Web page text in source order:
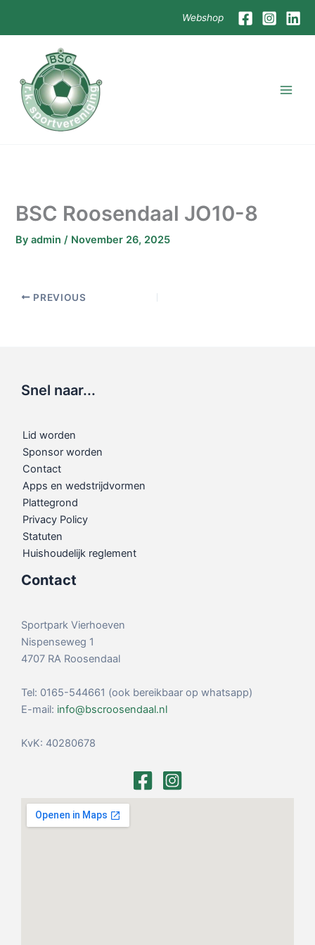
Webshop
BSC Roosendaal JO10-8
Byadmin/ November 26, 2025
PREVIOUS
Snel naar...
Lid worden
Sponsor worden
Contact
Apps en wedstrijdvormen
Plattegrond
Privacy Policy
Statuten
Huishoudelijk reglement
Contact
Sportpark Vierhoeven
Nispenseweg 1
4707 RA Roosendaal
Tel: 0165-544661 (ook bereikbaar op whatsapp)
E-mail: info@bscroosendaal.nl
KvK: 40280678